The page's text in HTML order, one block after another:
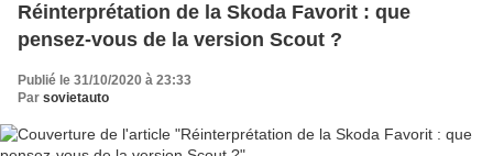
Réinterprétation de la Skoda Favorit : que
pensez-vous de la version Scout ?
Publié le 31/10/2020 à 23:33
Par sovietauto